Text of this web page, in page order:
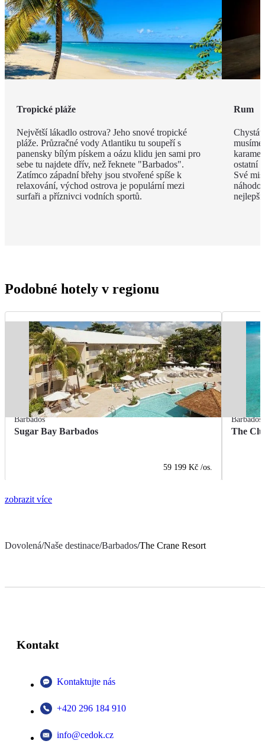
Tropické pláže
Největší lákadlo ostrova? Jeho snové tropické
pláže. Průzračné vody Atlantiku tu soupeří s
panensky bílým pískem a oázu klidu jen sami pro
sebe tu najdete dřív, než řeknete "Barbados".
Zatímco západní břehy jsou stvořené spíše k
relaxování, východ ostrova je populární mezi
surfaři a příznivci vodních sportů.
Rum
musíme
ostatní
Své
nejlepší
Podobné hotely v regionu
Barbados
Sugar Bay Barbados
59 199 Kč /os.
Barbados
The
zobrazit více
Dovolená/Naše destinace/Barbados/The Crane Resort
Kontakt
Kontaktujte nás
+420 296 184 910
info@cedok.cz